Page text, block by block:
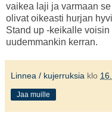
vaikea laji ja varmaan
olivat oikeasti hurjan
Stand up -keikalle
uudemmankin kerran.
Linnea / kujerruksia klo
Jaa muille